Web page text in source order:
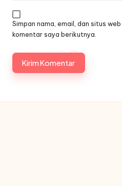
Simpan nama, email, dan situs
komentar saya berikutnya.